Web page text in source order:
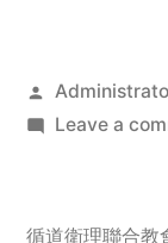
Posted
by
Leave a
循道衛理聯合教